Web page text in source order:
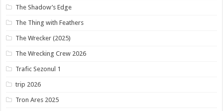
The Shadow’s Edge
The Thing with Feathers
The Wrecker (2025)
The Wrecking Crew 2026
Trafic Sezonul 1
trip 2026
Tron Ares 2025